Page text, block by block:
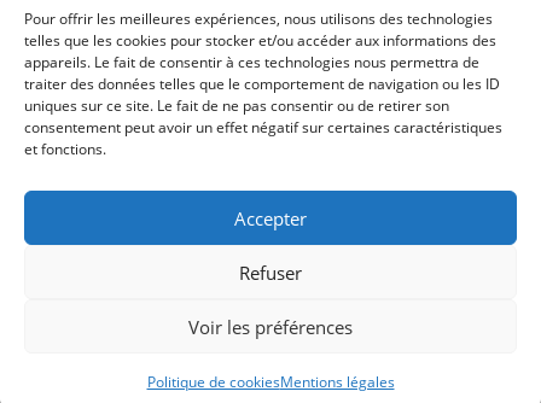
Pour offrir les meilleures expériences, nous utilisons des technologies
telles que les cookies pour stocker et/ou accéder aux informations des
appareils. Le fait de consentir à ces technologies nous permettra de
traiter des données telles que le comportement de navigation ou les ID
uniques sur ce site. Le fait de ne pas consentir ou de retirer son
consentement peut avoir un effet négatif sur certaines caractéristiques
et fonctions.
Accepter
Refuser
Voir les préférences
Politique de cookiesMentions légales
Copyright :Rosel- Réalisation:Ordiwebassistance